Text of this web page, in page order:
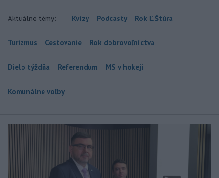
Aktuálne témy: Kvízy Podcasty Rok Ľ.Štúra
Turizmus Cestovanie Rok dobrovoľníctva
Dielo týždňa Referendum MS v hokeji
Komunálne voľby